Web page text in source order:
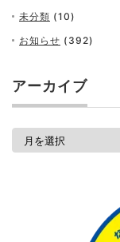
未分類 (10)
お知らせ (392)
アーカイブ
ア